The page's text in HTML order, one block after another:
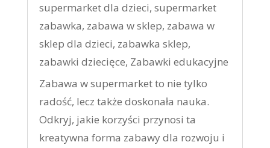
supermarket dla dzieci, supermarket
zabawka, zabawa w sklep, zabawa w
sklep dla dzieci, zabawka sklep,
zabawki dziecięce, Zabawki edukacyjne
Zabawa w supermarket to nie tylko
radość, lecz także doskonała nauka.
Odkryj, jakie korzyści przynosi ta
kreatywna forma zabawy dla rozwoju i